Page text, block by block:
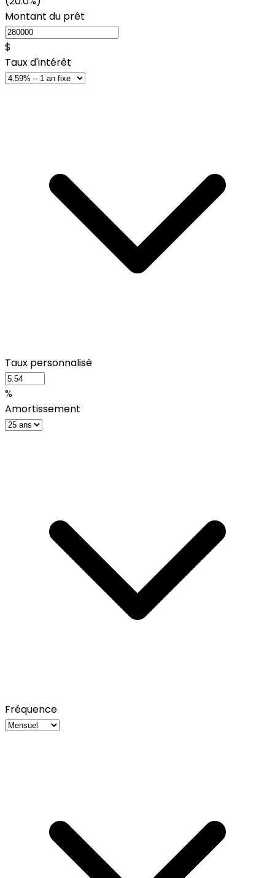
Montant du prêt
$
Taux d'intérêt
Taux personnalisé
%
Amortissement
Fréquence